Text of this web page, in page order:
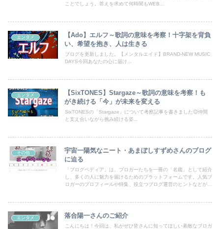
ことでしょう。答えを求めて何時間もWEB...
エンタメ
【Ado】エルフ～歌詞の意味を考察！十字架を背負
い、希望を抱き、人は生きる
ブログを更新しました。【メンタルエイド】BRAND-NEW MUSIC
DAYS今回あなたの心に届け...
エンタメ
【SixTONES】Stargaze～歌詞の意味を考察！も
がき続ける「今」が未来を変える
SixTONESの「Stargaze」について考察記事を書きました😊仲間
と支え合いながら挑み続ける姿...
その他
宇宙一陽気なニート・あまぼしすずめさんのブログ
に迫る
「ブログペディア」は、ブロガーたちを一冊の「名鑑」として紹介
し、多くの人に魅力を届けるためのプラットフォームです。人気ブ
ロガーのプロフィールや特集、役立つブログ運営のヒントなどが満
エンタメ 落合陽一さんのご紹介
こんにちは！今回は、私がぜひ皆さんに知ってほしい素敵なブロガ